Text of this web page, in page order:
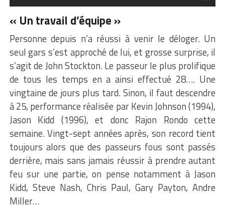
« Un travail d’équipe »
Personne depuis n’a réussi à venir le déloger. Un
seul gars s’est approché de lui, et grosse surprise, il
s’agit de John Stockton. Le passeur le plus prolifique
de tous les temps en a ainsi effectué 28…. Une
vingtaine de jours plus tard. Sinon, il faut descendre
à 25, performance réalisée par Kevin Johnson (1994),
Jason Kidd (1996), et donc Rajon Rondo cette
semaine. Vingt-sept années après, son record tient
toujours alors que des passeurs fous sont passés
derrière, mais sans jamais réussir à prendre autant
feu sur une partie, on pense notamment à Jason
Kidd, Steve Nash, Chris Paul, Gary Payton, Andre
Miller…